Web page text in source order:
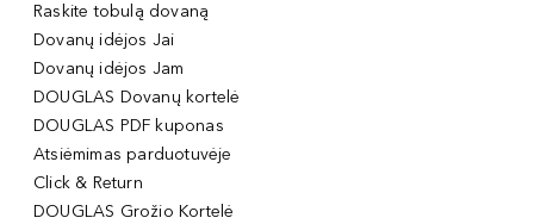
Raskite tobulą dovaną
Dovanų idėjos Jai
Dovanų idėjos Jam
DOUGLAS Dovanų kortelė
DOUGLAS PDF kuponas
Atsiėmimas parduotuvėje
Click & Return
DOUGLAS Grožio Kortelė